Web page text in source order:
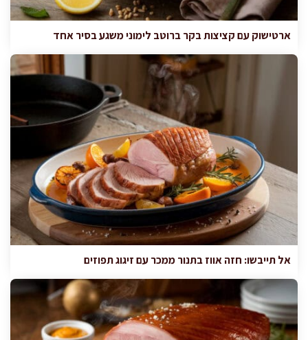
ארטישוק עם קציצות בקר ברוטב לימוני משגע בסיר אחד
אל תייבשו: חזה אווז בתנור ממכר עם זיגוג תפוזים